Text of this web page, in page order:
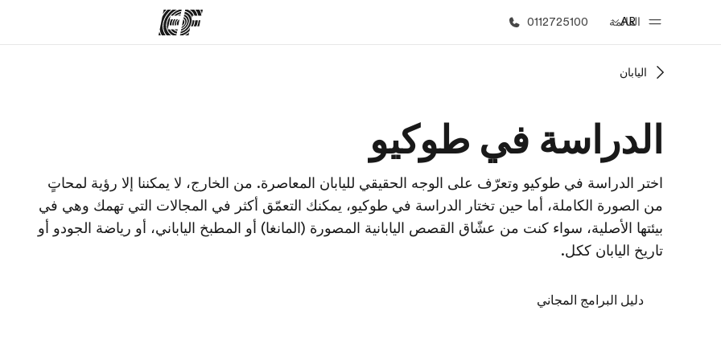
القائمة
AR
0112725100
أهلا بكم في إي أف شاهد كل ما نقوم به
اليابان
الدراسة في طوكيو
اختر الدراسة في طوكيو وتعرّف على الوجه الحقيقي لليابان المعاصرة. من الخارج، لا يمكننا إلا رؤية لمحاتٍ
من الصورة الكاملة، أما حين تختار الدراسة في طوكيو، يمكنك التعمّق أكثر في المجالات التي تهمك وهي في
بيئتها الأصلية، سواء كنت من عشّاق القصص اليابانية المصورة (المانغا) أو المطبخ الياباني، أو رياضة الجودو أو
تاريخ اليابان ككل.
دليل البرامج المجاني